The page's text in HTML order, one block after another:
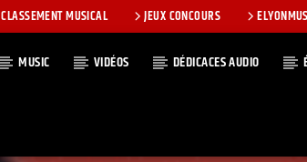
CLASSEMENT MUSICAL JEUX CONCOURS
MUSIC VIDÉOS DÉDICACES AUDIO